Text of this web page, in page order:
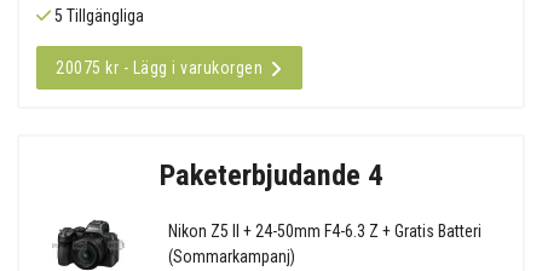
5 Tillgängliga
20075 kr - Lägg i varukorgen
Paketerbjudande 4
Nikon Z5 II + 24-50mm F4-6.3 Z + Gratis Batteri
(Sommarkampanj)